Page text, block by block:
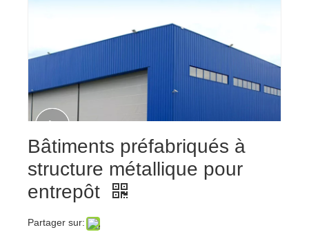
Bâtiments préfabriqués à
structure métallique pour
entrepôt
Partager sur: